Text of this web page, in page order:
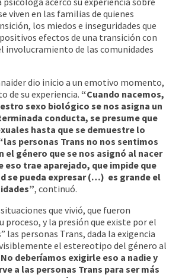
viven en las familias de quienes
los miedos e inseguridades que
efectos de una transición con
involucramiento de las comunidades
dio inicio a un emotivo momento,
de su experiencia. “Cuando nacemos,
sexo biológico se nos asigna un
conducta, se presume que
hasta que se demuestre lo
personas Trans no nos sentimos
el género que se nos asignó al nacer
eso trae aparejado, que impide que
se pueda expresar (…) es grande el
, continuó.
que vivió, que fueron
proceso, y la presión que existe por el
las personas Trans, dada la exigencia
el estereotipo del género al
deberíamos exigirle eso a nadie y
a las personas Trans para ser más